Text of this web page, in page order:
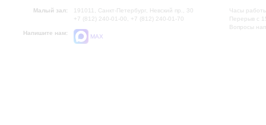
Малый зал:
191011, Санкт-Петербург, Невский пр., 30
+7 (812) 240-01-00, +7 (812) 240-01-70
Напишите нам:
MAX
Часы
Перерыв с
Вопросы